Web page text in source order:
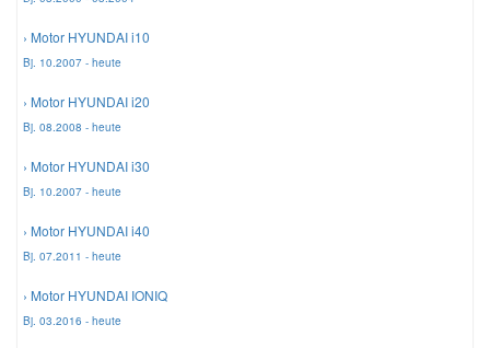
› Motor HYUNDAI i10
Bj. 10.2007 - heute
› Motor HYUNDAI i20
Bj. 08.2008 - heute
› Motor HYUNDAI i30
Bj. 10.2007 - heute
› Motor HYUNDAI i40
Bj. 07.2011 - heute
› Motor HYUNDAI IONIQ
Bj. 03.2016 - heute